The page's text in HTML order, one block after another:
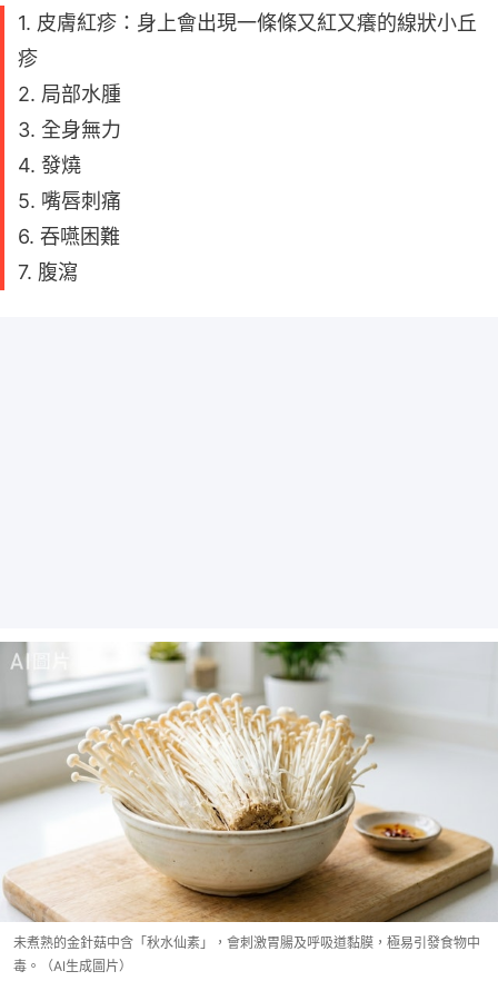
1. 皮膚紅疹：身上會出現一條條又紅又癢的線狀小丘
疹
2. 局部水腫
3. 全身無力
4. 發燒
5. 嘴唇刺痛
6. 吞嚥困難
7. 腹瀉
未煮熟的金針菇中含「秋水仙素」，會刺激胃腸及呼吸道黏膜，極易引發食物中
毒。（AI生成圖片）